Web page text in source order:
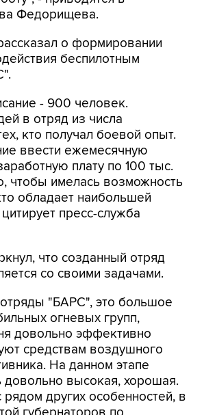
о формировании
- 900 человек.
кто получал боевой опыт.
ввести ежемесячную
плату по 100 тыс.
чтобы имелась возможность
обладает наибольшей
пресс-служба
что созданный отряд
"БАРС", это большое
довольно эффективно
средствам воздушного
На данном этапе
высокая, хорошая.
других особенностей, в
губернаторов по
мобильных огневых групп